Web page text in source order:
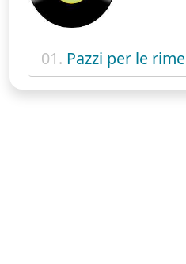
01. Pazzi per le rime